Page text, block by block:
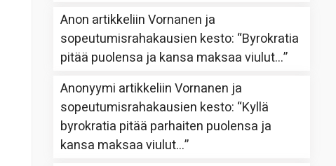
Anon artikkeliinVornanen ja
sopeutumisrahakausien kesto: “Byrokratia
pitää puolensa ja kansa maksaa viulut…”
Anonyymi artikkeliinVornanen ja
sopeutumisrahakausien kesto: “Kyllä
byrokratia pitää parhaiten puolensa ja
kansa maksaa viulut…”